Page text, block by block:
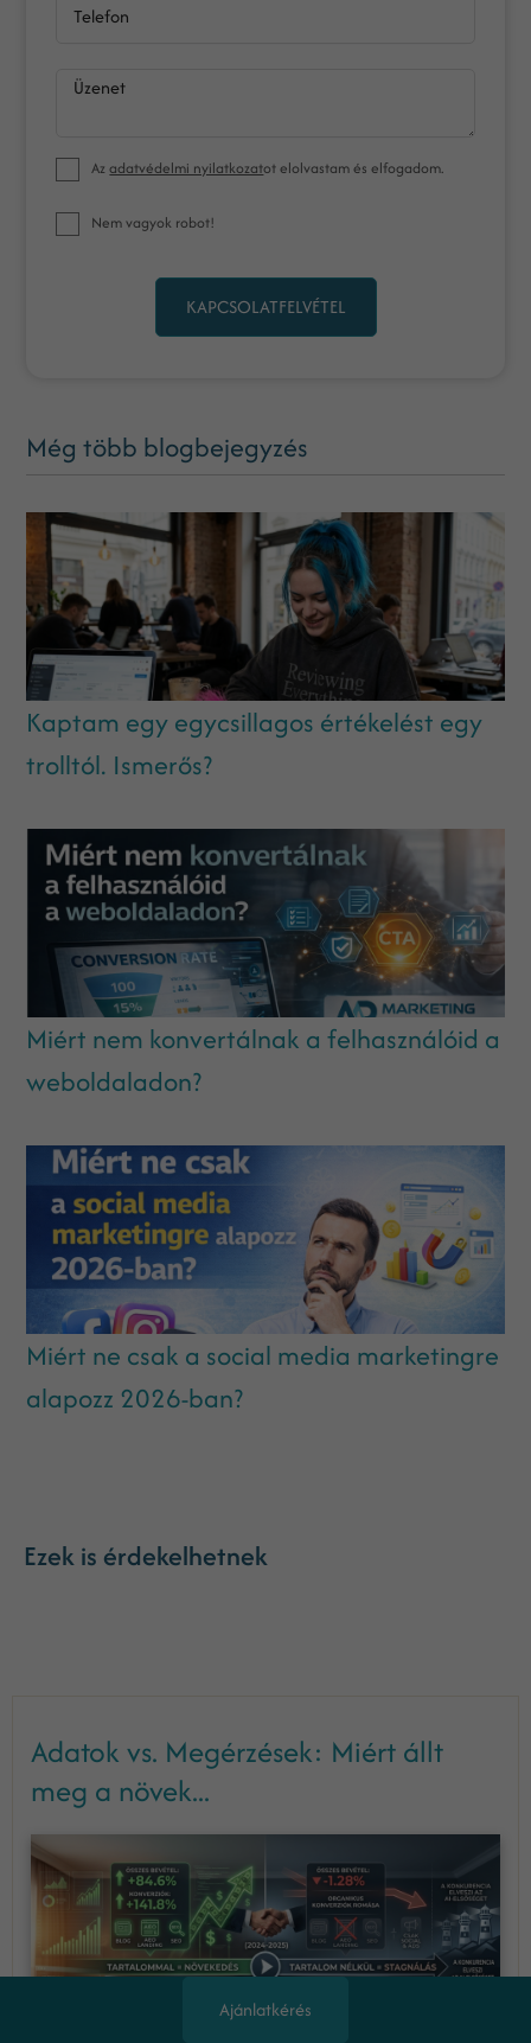
Telefon
Üzenet
Azadatvédelmi nyilatkozatot elolvastam és elfogadom.
Nem vagyok robot!
KAPCSOLATFELVÉTEL
Még több blogbejegyzés
Kaptam egy egycsillagos értékelést egy
trolltól. Ismerős?
Miért nem konvertálnak a felhasználóid a
weboldaladon?
Miért ne csak a social media marketingre
alapozz 2026-ban?
Ezek is érdekelhetnek
Adatok vs. Megérzések: Miért állt
meg a növek...
Ajánlatkérés